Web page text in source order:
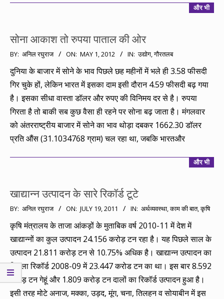
और भी
सोना आकाश तो रुपया पाताल की ओर
2012-
05-
01
BY: अनिल रघुराज ON: MAY 1, 2012 IN: उद्योग,गौरतलब
दुनिया के बाजार में सोने के भाव पिछले छह महीनों में भले ही 3.58 फीसदी
गिर चुके हों, लेकिन भारत में इसका दाम इसी दौरान 4.59 फीसदी बढ़ गया
है। इसका सीधा वास्ता डॉलर और रुपए की विनिमय दर से है। रुपया
गिरता है तो बाकी सब कुछ वैसा ही रहने पर सोना बढ़ जाता है। मंगलवार
को अंतरराष्ट्रीय बाजार में सोने का भाव थोड़ा दबकर 1662.30 डॉलर
प्रति औंस (31.1034768 ग्राम) चल रहा था, जबकि भारतऔर
और भी
खाद्यान्न उत्पादन के सारे रिकॉर्ड टूटे
2011-
07-
19
BY: अनिल रघुराज ON: JULY 19, 2011 IN: अर्थव्यवस्था,काम की बात,कृषि
कृषि मंत्रालय के ताजा आंकड़ों के मुताबिक वर्ष 2010-11 में देश में
खाद्यान्नों का कुल उत्पादन 24.156 करोड़ टन रहा है। यह पिछले साल के
उत्पादन 21.811 करोड़ टन से 10.75% अधिक है। खाद्यान्न उत्पादन का
पिछला रिकॉर्ड 2008-09 में 23.447 करोड टन का था। इस बार 8.592
करोड़ टन गेहूं और 1.809 करोड़ टन दालों का रिकॉर्ड उत्पादन हुआ है।
इसी तरह मोटे अनाज, मक्का, उड़द, मूंग, चना, तिलहन व सोयाबीन में इस